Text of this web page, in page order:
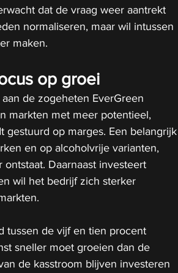
dat de vraag weer aantrekt
normaliseren, maar wil intussen
maken.
op groei
de zogeheten EverGreen
markten met meer potentieel,
gestuurd op marges. Een belangrijk
en op alcoholvrije varianten,
Daarnaast investeert
wil het bedrijf zich sterker
tussen de vijf en tien procent
sneller moet groeien dan de
de kasstroom blijven investeren